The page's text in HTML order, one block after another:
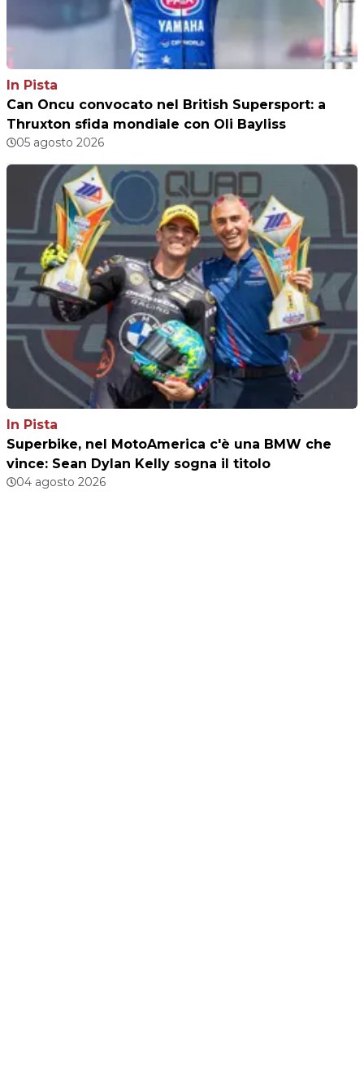
In Pista
Can Oncu convocato nel British Supersport: a
Thruxton sfida mondiale con Oli Bayliss
05 agosto 2026
In Pista
Superbike, nel MotoAmerica c'è una BMW che
vince: Sean Dylan Kelly sogna il titolo
04 agosto 2026